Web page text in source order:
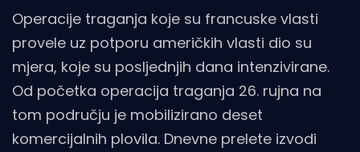
Operacije traganja koje su francuske vlasti
provele uz potporu američkih vlasti dio su
mjera, koje su posljednjih dana intenzivirane.
Od početka operacija traganja 26. rujna na
tom području je mobilizirano deset
komercijalnih plovila. Dnevne prelete izvodi